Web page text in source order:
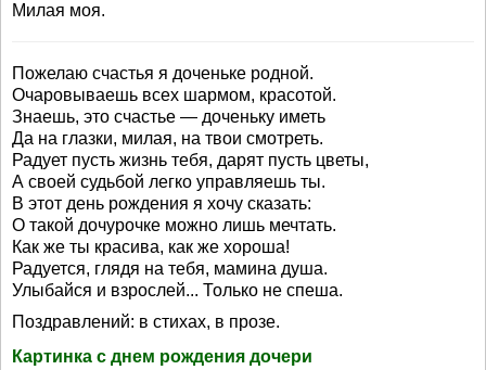
Милая моя.
Пожелаю счастья я доченьке родной.
Очаровываешь всех шармом, красотой.
Знаешь, это счастье — доченьку иметь
Да на глазки, милая, на твои смотреть.
Радует пусть жизнь тебя, дарят пусть цветы,
А своей судьбой легко управляешь ты.
В этот день рождения я хочу сказать:
О такой дочурочке можно лишь мечтать.
Как же ты красива, как же хороша!
Радуется, глядя на тебя, мамина душа.
Улыбайся и взрослей... Только не спеша.
Поздравлений: в стихах, в прозе.
Картинка с днем рождения дочери